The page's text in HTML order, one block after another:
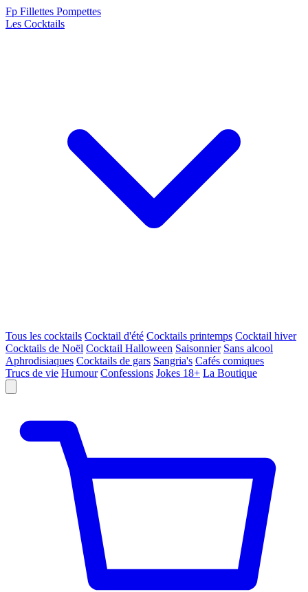
Fp Fillettes Pompettes
Les Cocktails
Tous les cocktails Cocktail d'été Cocktails printemps Cocktail hiver
Cocktails de Noël Cocktail Halloween Saisonnier Sans alcool
Aphrodisiaques Cocktails de gars Sangria's Cafés comiques
Trucs de vie Humour Confessions Jokes 18+ La Boutique